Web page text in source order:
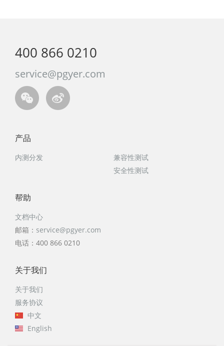
400 866 0210
service@pgyer.com
产品
内测分发
兼容性测试
安全性测试
帮助
文档中心
邮箱： service@pgyer.com
电话：400 866 0210
关于我们
关于我们
服务协议
中文
English